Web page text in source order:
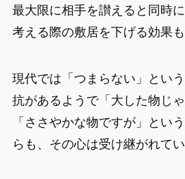
最大限に相手を讃えると同時
考える際の敷居を下げる効果
現代では「つまらない」とい
抗があるようで「大した物じ
「ささやかな物ですが」とい
らも、その心は受け継がれて